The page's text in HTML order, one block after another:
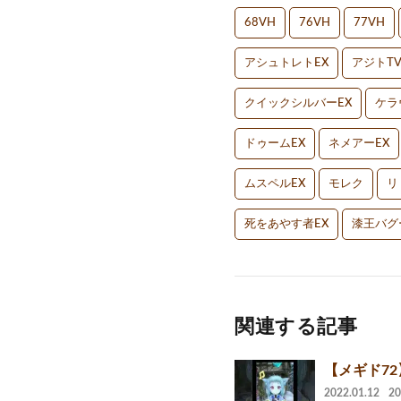
68VH 76VH 77VH
アシュトレトEX アジトTV
クイックシルバーEX ケラ
ドゥームEX ネメアーEX
ムスペルEX モレク
死をあやす者EX 漆王バグ
関連する記事
【メギド
2022.01.12